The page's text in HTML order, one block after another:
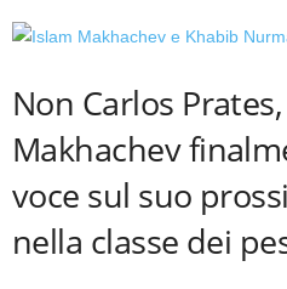
Non Carlos
Makhachev
voce sul suo
nella classe dei